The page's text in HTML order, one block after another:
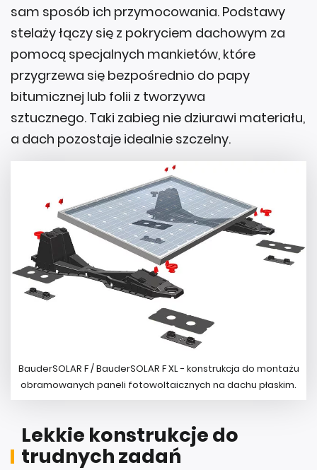
sam sposób ich przymocowania. Podstawy
stelaży łączy się z pokryciem dachowym za
pomocą specjalnych mankietów, które
przygrzewa się bezpośrednio do papy
bitumicznej lub folii z tworzywa
sztucznego. Taki zabieg nie dziurawi materiału,
a dach pozostaje idealnie szczelny.
BauderSOLAR F / BauderSOLAR F XL - konstrukcja do montażu
obramowanych paneli fotowoltaicznych na dachu płaskim.
Lekkie konstrukcje do
trudnych zadań